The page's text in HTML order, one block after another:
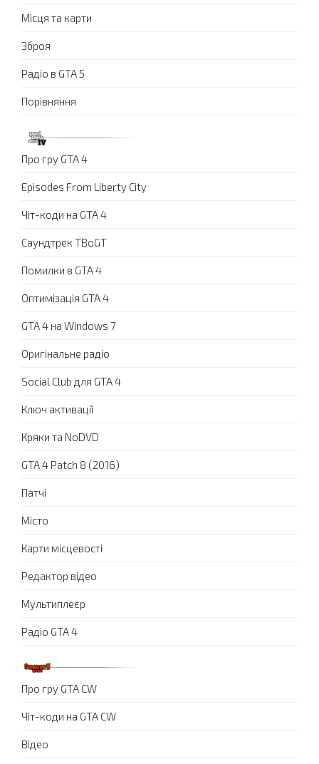
Місця та карти
Зброя
Радіо в GTA 5
Порівняння
Про гру GTA 4
Episodes From Liberty City
Чіт-коди на GTA 4
Саундтрек TBoGT
Помилки в GTA 4
Оптимізація GTA 4
GTA 4 на Windows 7
Оригінальне радіо
Social Club для GTA 4
Ключ активації
Кряки та NoDVD
GTA 4 Patch 8 (2016)
Патчі
Місто
Карти місцевості
Редактор відео
Мультиплеєр
Радіо GTA 4
Про гру GTA CW
Чіт-коди на GTA CW
Відео